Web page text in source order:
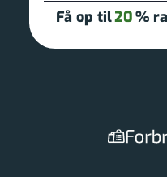
Få op til20%